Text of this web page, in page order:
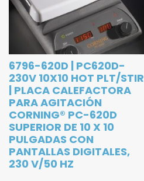
6796-620D | PC620D-
230V 10X10 HOT PLT/STIR
| PLACA CALEFACTORA
PARA AGITACIÓN
CORNING® PC-620D
SUPERIOR DE 10 X 10
PULGADAS CON
PANTALLAS DIGITALES,
230 V/50 HZ